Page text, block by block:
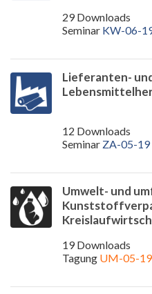
29 Downloads
Seminar KW-06-
Lieferanten-
12 Downloads
Seminar ZA-05-19
Umwelt- und
19 Downloads
Tagung UM-05-19